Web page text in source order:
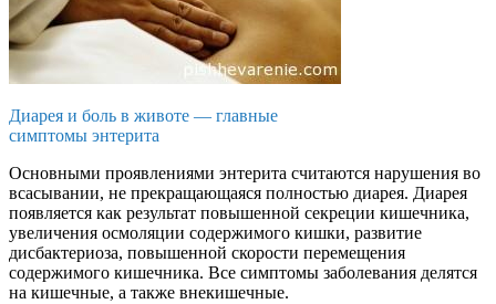
Диарея и боль в животе — главные
симптомы энтерита
Основными проявлениями энтерита считаются нарушения во
всасывании, не прекращающаяся полностью диарея. Диарея
появляется как результат повышенной секреции кишечника,
увеличения осмоляции содержимого кишки, развитие
дисбактериоза, повышенной скорости перемещения
содержимого кишечника. Все симптомы заболевания делятся
на кишечные, а также внекишечные.